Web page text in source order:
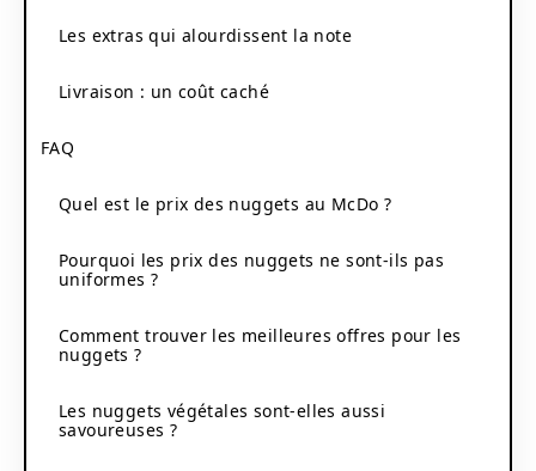
Les extras qui alourdissent la note
Livraison : un coût caché
FAQ
Quel est le prix des nuggets au McDo ?
Pourquoi les prix des nuggets ne sont-ils pas
uniformes ?
Comment trouver les meilleures offres pour les
nuggets ?
Les nuggets végétales sont-elles aussi
savoureuses ?